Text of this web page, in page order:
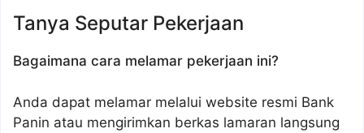
Tanya Seputar Pekerjaan
Bagaimana cara melamar pekerjaan ini?
Anda dapat melamar melalui website resmi Bank
Panin atau mengirimkan berkas lamaran langsung